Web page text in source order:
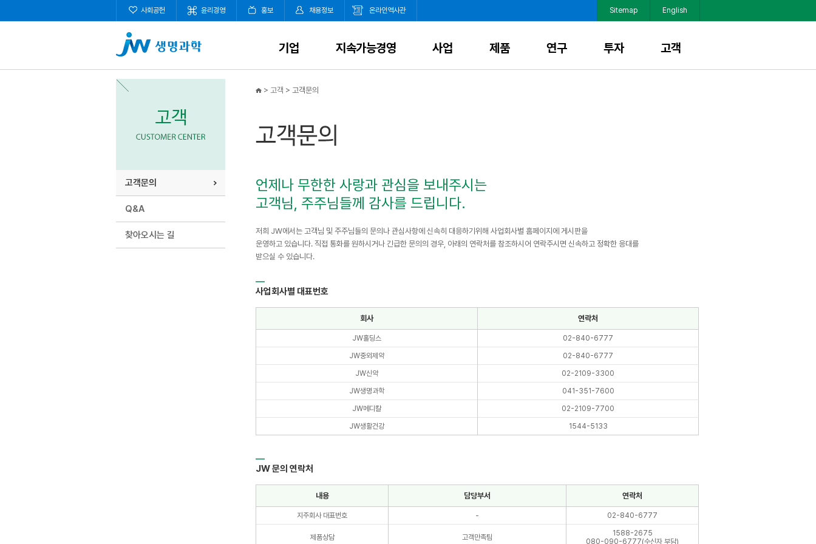
사회공헌 윤리경영 홍보 채용정보 온라인역사관 Sitemap English
기업 지속가능경영 사업 제품 연구 투자 고객
고객문의
Q&A
찾아오시는 길
> 고객 > 고객문의
언제나 무한한 사랑과 관심을 보내주시는
고객님, 주주님들께 감사를 드립니다.
저희 JW에서는 고객님 및 주주님들의 문의나 관심사항에 신속히 대응하기위해 사업회사별 홈페이지에 게시판을
운영하고 있습니다. 직접 통화를 원하시거나 긴급한 문의의 경우, 아래의 연락처를 참조하시어 연락주시면 신속하고 정확한 응대를
받으실 수 있습니다.
사업회사별 대표번호
회사 연락처
JW홀딩스 02-840-6777
JW중외제약 02-840-6777
JW신약 02-2109-3300
JW생명과학 041-351-7600
JW메디칼 02-2109-7700
JW생활건강 1544-5133
JW 문의 연락처
내용 담당부서 연락처
지주회사 대표번호 - 02-840-6777
제품상담 고객만족팀
1588-2675
080-090-6777(수신자 부담)